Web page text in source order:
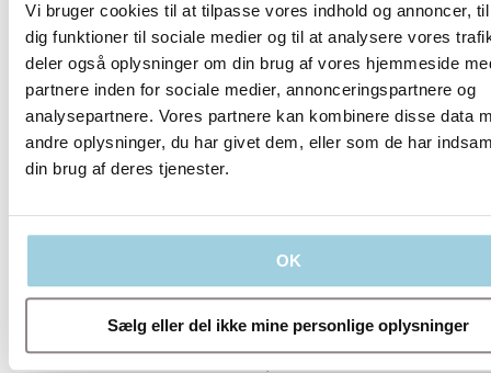
Vi bruger cookies til at tilpasse vores indhold og annoncer,
dig funktioner til sociale medier og til at analysere vores
deler også oplysninger om din brug af vores hjemmeside
partnere inden for sociale medier, annonceringspartnere og
analysepartnere. Vores partnere kan kombinere disse data
andre oplysninger, du har givet dem, eller som de har
din brug af deres tjenester.
OK
Sælg eller del ikke mine personlige oplysninger
plastre